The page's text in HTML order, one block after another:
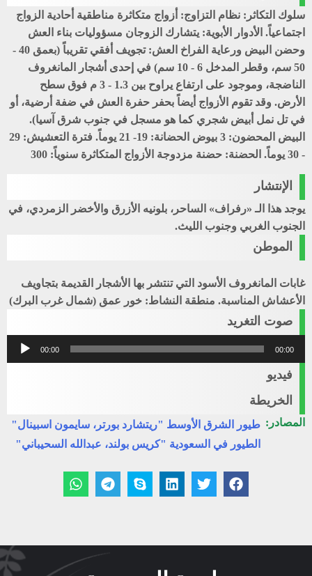
سلوك التكاثر: نظام التزاوج: أزواج متكاثرة مناطقية أحادية الزواج
اجتماعياً. الأدوار الأبوية: يتشارك الزوجان مسؤوليات بناء العش
وحضن البيض ورعاية الفراخ العش: تجويف أفقي تقريباً (بعمق 40 -
50 سم، وقطر المدخل 6 - 10 سم) في إحدى أشجار المانغروف
الناضجة، وموجود على ارتفاع يراوح بين 1.3 - 3 م فوق سطح
الأرض. وقد تقوم الأزواج أيضاً بحفر حفرة العش في ضفة أرضية، أو
في تل نمل أبيض شجري كما هو مسجل في جنوب شرق آسيا).
البيض المحضون: 3 بيوض الحضانة: 19- 21 يوماً. فترة التعشيش: 29
- 30 يوماً. الحضنة: حضنة مزدوجة الأزواج المتكاثرة سنوياً: 300
الإنتشار
يوجد هذا الـ «رفراف» الساحر، بلونيه الأزرق والأخضر الزمردي، في
الجنوب الغربي وجنوب الليث.
الموطن
غابات المانغروف الأسود التي تنتشر بها الأشجار القديمة بتجاويف
الأعشاش المناسبة. منطقة النشاط: خور عمق (شمال غرب البرك)
صوت التغريد
مشغل
الصوت
00:00 00:00
فيديو
الخريطة
المصادر: طيور الشرق الأوسط "ريتشارد بورتر، سايمون اسبينال"
الطيور في السعودية "كريس بولند، عبدالله السحيباني"